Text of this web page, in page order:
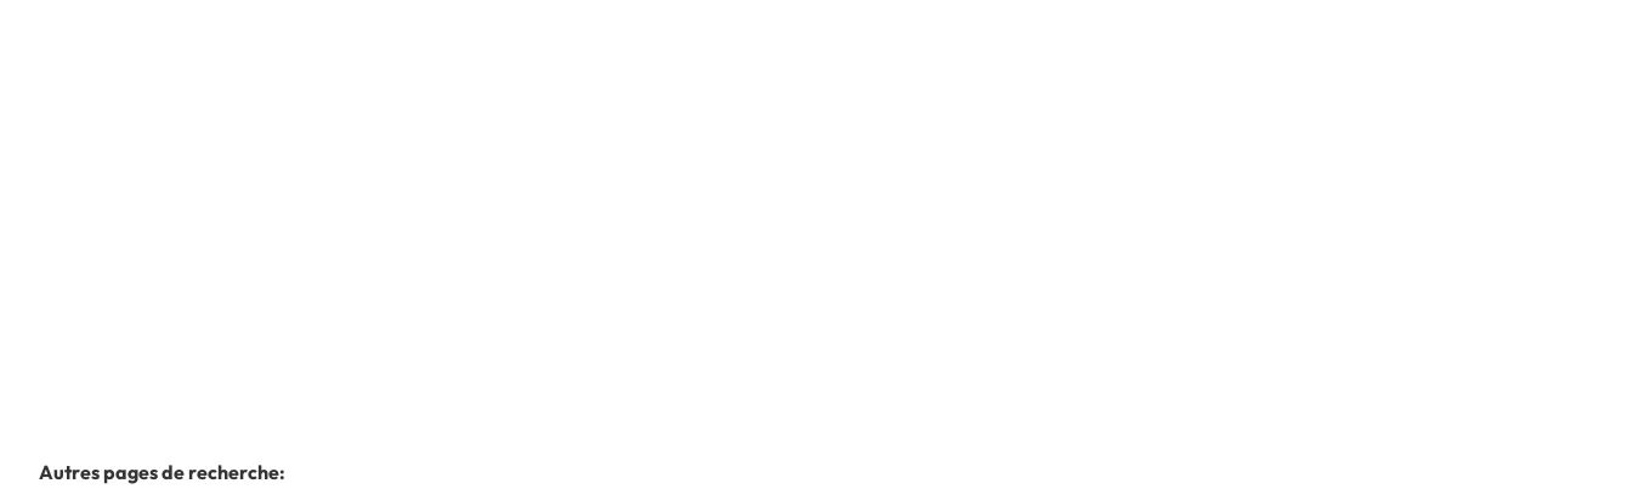
Autres pages de recherche: